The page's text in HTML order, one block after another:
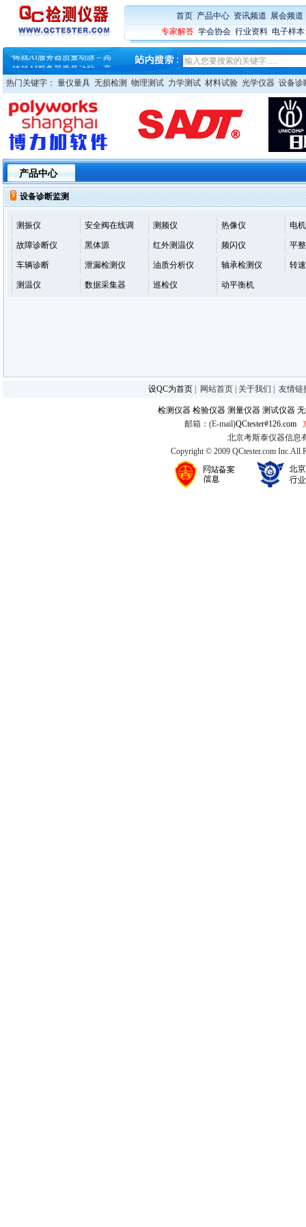
首页: 产品中心: 资讯频道: 展会频道
专家解答: 学会协会: 行业资料: 电子样本
蔡司软件 | 高效变形分析能
·铸就AI服务器质量动脉 – 高
·铸就AI服务器质量动脉 – 高
·ZEISS BOSELLO ADR 让内部缺
·蔡司和亿纬锂能达成战略合作
大牌云集 买家升级 ——26
·蔡司软件 | 高效变形分析能
铸就AI服务器质量动脉 – 高
·铸就AI服务器质量动脉 – 高
·ZEISS BOSELLO ADR 让内部缺
·蔡司和亿纬锂能达成战略合作
·大牌云集 买家升级 ——26
热门关键字： 量仪量具 无损检测 物理测试 力学测试 材料试验 光学仪器 设备诊
产品中心
设备诊断监测
测振仪 安全阀在线调 测频仪 热像仪 电
故障诊断仪 黑体源 红外测温仪 频闪仪 平
车辆诊断 泄漏检测仪 油质分析仪 轴承检测仪 转
测温仪 数据采集器 巡检仪 动平衡机
设QC为首页 网站首页 关于我们 友情链
检测仪器 检验仪器 测量仪器 测试仪器
邮箱：(E-mail)QCtester#126.com
北京考斯泰仪器信息
Copyright © 2009 QCtester.com Inc.All